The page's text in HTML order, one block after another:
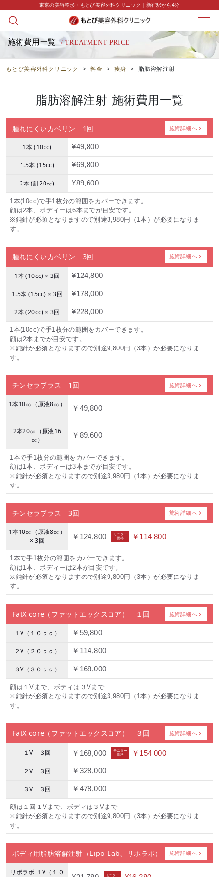
東京の美容整形・もとび美容外科クリニック｜新宿駅から4分
施術費用一覧 / TREATMENT PRICE
もとび美容外科クリニック > 料金 > 痩身 > 脂肪溶解注射
脂肪溶解注射 施術費用一覧
腫れにくいカベリン 1回 施術詳細へ
1本 (10cc) ¥49,800
1.5本 (15cc) ¥69,800
2本 (計20㏄) ¥89,600
1本(10cc)で手1枚分の範囲をカバーできます。
顔は2本、ボディーは6本までが目安です。
※鈍針が必須となりますので別途3,980円（1本）が必要になりま
す。
腫れにくいカベリン 3回 施術詳細へ
1本 (10cc) × 3回 ¥124,800
1.5本 (15cc) × 3回 ¥178,000
2本 (20cc) × 3回 ¥228,000
1本(10cc)で手1枚分の範囲をカバーできます。
顔は2本までが目安です。
※鈍針が必須となりますので別途9,800円（3本）が必要になりま
す。
チンセラプラス 1回 施術詳細へ
1本10㏄（原液8㏄） ￥49,800
2本20㏄（原液16
㏄）
￥89,600
1本で手1枚分の範囲をカバーできます。
顔は1本、ボディーは3本までが目安です。
※鈍針が必須となりますので別途3,980円（1本）が必要になりま
す。
チンセラプラス 3回 施術詳細へ
1本10㏄（原液8㏄）
× 3回
￥124,800
モニター
価格
￥114,800
1本で手1枚分の範囲をカバーできます。
顔は1本、ボディーは2本が目安です。
※鈍針が必須となりますので別途9,800円（3本）が必要になりま
す。
FatX core（ファットエックスコア） １回 施術詳細へ
１V（１０ｃｃ） ￥59,800
２V（２０ｃｃ） ￥114,800
３V（３０ｃｃ） ￥168,000
顔は１Vまで、ボディは３Vまで
※鈍針が必須となりますので別途3,980円（1本）が必要になりま
す。
FatX core（ファットエックスコア） ３回 施術詳細へ
１V ３回 ￥168,000
モニター
価格
￥154,000
２V ３回 ￥328,000
３V ３回 ￥478,000
顔は１回１Vまで、ボディは３Vまで
※鈍針が必須となりますので別途9,800円（3本）が必要になりま
す。
ボディ用脂肪溶解注射（Lipo Lab、リポラボ） 施術詳細へ
リポラボ １V（１０
モニター